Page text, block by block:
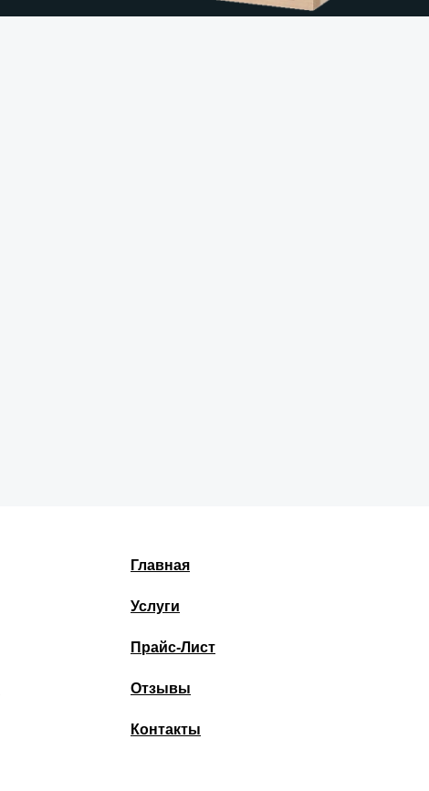
Главная
Услуги
Прайс-Лист
Отзывы
Контакты